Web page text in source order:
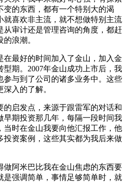
变的东西，都有一个特别大的渴
就喜欢非主流，就不想做特别主流
从审计还是管理咨询的角度，都赶
浪潮。
最好的时间加入了金山，加入金
期。2007年金山成功上市后，我
参与到了公司的诸多业务中。这些
入的了解。
启发点，来源于跟雷军的对话和
早期投资那几年，每隔一段时间我
当时在金山我要向他汇报工作，他
投资案例，这些其实都为我后来做
阿米巴比我在金山焦虑的东西要
是强调简单，事情足够简单时，就